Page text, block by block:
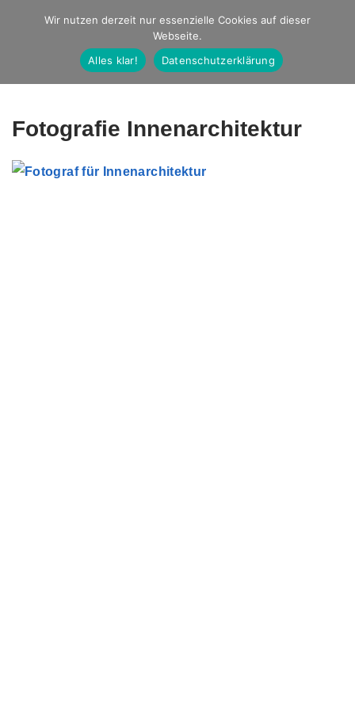
Studio Ernst
Fotografie
Fotografie Innenarchitektur
Wir nutzen derzeit nur essenzielle Cookies auf dieser
Webseite.
Alles klar!
Datenschutzerklärung